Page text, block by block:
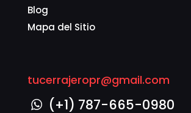
Blog
Mapa del Sitio
tucerrajeropr@gmail.com
(+1) 787-665-0980